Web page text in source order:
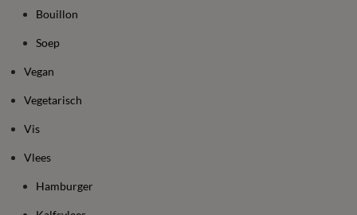
Bouillon
Soep
Vegan
Vegetarisch
Vis
Vlees
Hamburger